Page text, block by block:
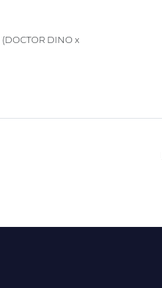
(DOCTOR DINO x